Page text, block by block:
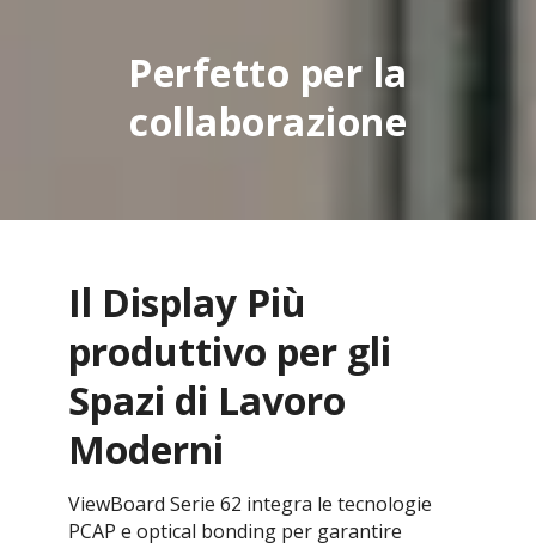
Perfetto per la
collaborazione
Il Display Più
produttivo per gli
Spazi di Lavoro
Moderni
ViewBoard Serie 62 integra le tecnologie
PCAP e optical bonding per garantire